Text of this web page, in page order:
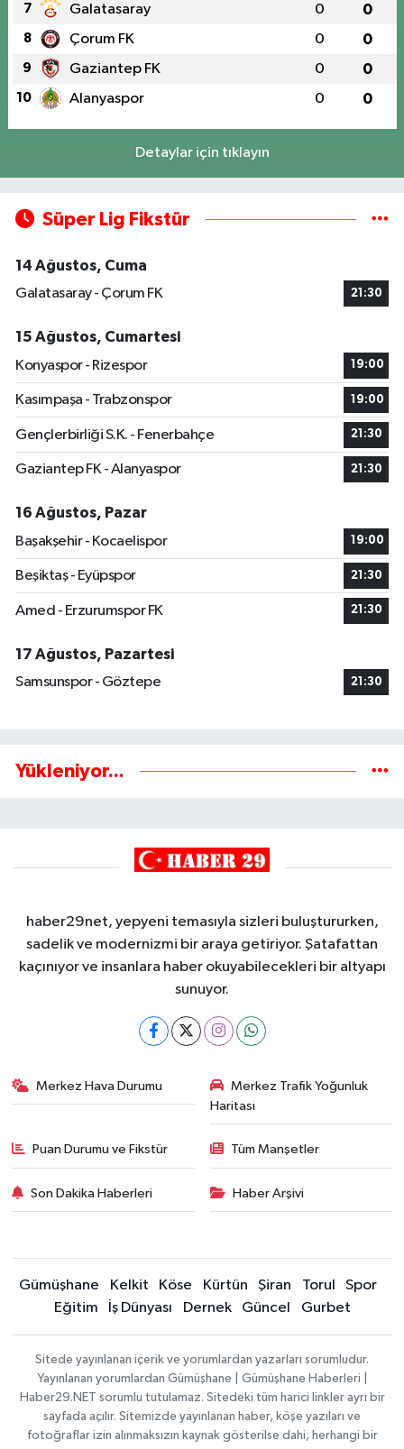
7 Galatasaray 0 0
8 Çorum FK 0 0
9 Gaziantep FK 0 0
10 Alanyaspor 0 0
Detaylar için tıklayın
Süper Lig Fikstür
14 Ağustos, Cuma
Galatasaray - Çorum FK
21:30
15 Ağustos, Cumartesi
Konyaspor - Rizespor
19:00
Kasımpaşa - Trabzonspor 19:00
Gençlerbirliği S.K. - Fenerbahçe 21:30
Gaziantep FK - Alanyaspor 21:30
16 Ağustos, Pazar
Başakşehir - Kocaelispor
19:00
Beşiktaş - Eyüpspor 21:30
Amed - Erzurumspor FK 21:30
17 Ağustos, Pazartesi
Samsunspor - Göztepe
21:30
Yükleniyor...
haber29net, yepyeni temasıyla sizleri buluştururken,
sadelik ve modernizmi bir araya getiriyor. Şatafattan
kaçınıyor ve insanlara haber okuyabilecekleri bir altyapı
sunuyor.
Merkez Hava Durumu
Merkez Trafik Yoğunluk
Haritası
Puan Durumu ve Fikstür Tüm Manşetler
Son Dakika Haberleri Haber Arşivi
Gümüşhane Kelkit Köse Kürtün Şiran Torul
Spor
Eğitim
İş Dünyası Dernek Güncel Gurbet
Sitede yayınlanan içerik ve yorumlardan yazarları sorumludur.
Yayınlanan yorumlardan Gümüşhane | Gümüşhane Haberleri |
Haber29.NET sorumlu tutulamaz. Sitedeki tüm harici linkler ayrı bir
sayfada açılır. Sitemizde yayınlanan haber, köşe yazıları ve
fotoğraflar izin alınmaksızın kaynak gösterilse dahi, herhangi bir